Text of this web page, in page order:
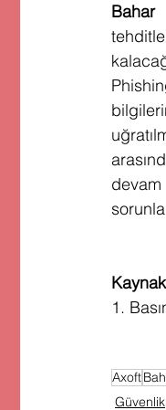
Bahar
1.
Axoft
Güvenlik